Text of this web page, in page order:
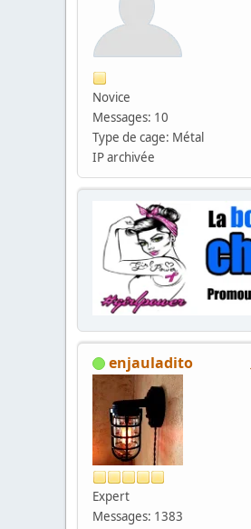
Novice
Messages: 10
Type de cage: Métal
IP archivée
enjauladito
Expert
Messages: 1383